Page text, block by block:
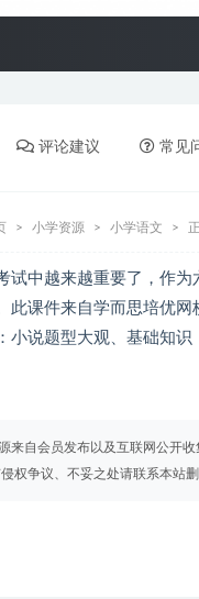
评论建议 常见
小学资源 小学语文
试中越来越重要了，作
此课件来自学而思培优
小说题型大观、基础知
来自会员发布以及互联网公开
权争议、不妥之处请联系本站